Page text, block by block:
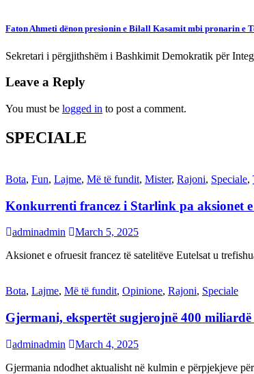
Faton Ahmeti dënon presionin e Bilall Kasamit mbi pronarin e
Sekretari i përgjithshëm i Bashkimit Demokratik për
Leave a Reply
You must be logged in to post a comment.
SPECIALE
Bota, Fun, Lajme, Më të fundit, Mister, Rajoni, Speciale,
Konkurrenti francez i Starlink pa aksionet
adminadmin
March 5, 2025
Aksionet e ofruesit francez të satelitëve Eutelsat u
Bota, Lajme, Më të fundit, Opinione, Rajoni, Speciale
Gjermani, ekspertët sugjerojnë 400
adminadmin
March 4, 2025
Gjermania ndodhet aktualisht në kulmin e përpjekjeve